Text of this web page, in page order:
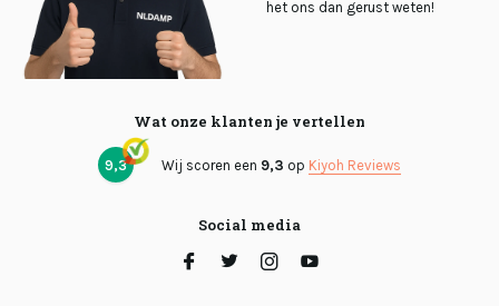
het ons dan gerust weten!
Wat onze klanten je vertellen
9,3 Wij scoren een 9,3 op Kiyoh Reviews
Social media